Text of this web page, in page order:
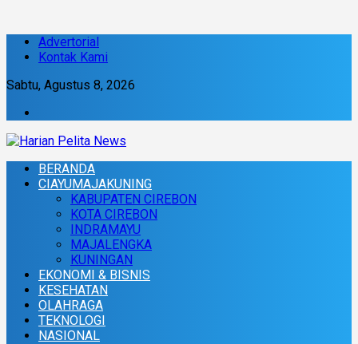
Advertorial
Kontak Kami
Sabtu, Agustus 8, 2026
BERANDA
CIAYUMAJAKUNING
KABUPATEN CIREBON
KOTA CIREBON
INDRAMAYU
MAJALENGKA
KUNINGAN
EKONOMI & BISNIS
KESEHATAN
OLAHRAGA
TEKNOLOGI
NASIONAL